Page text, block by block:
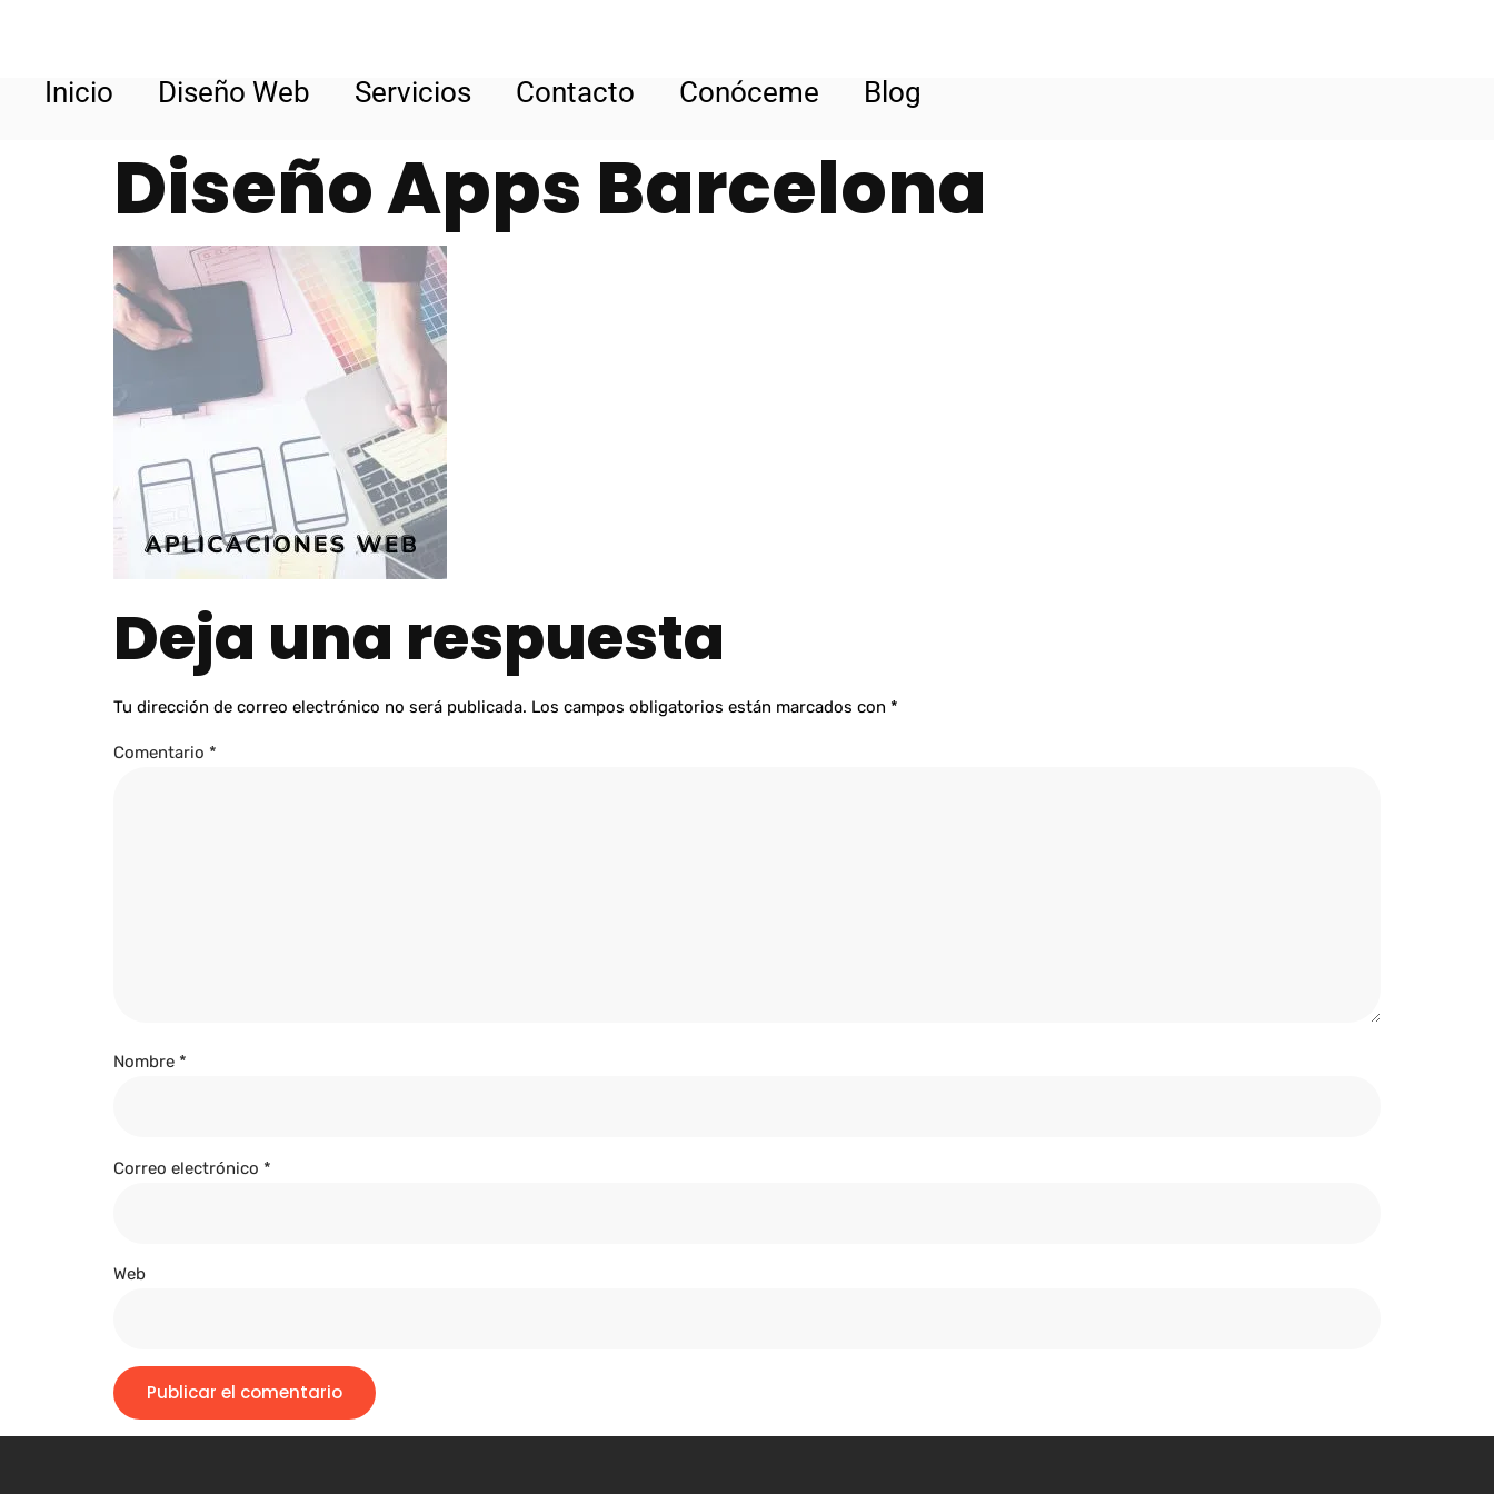
Inicio Diseño Web Servicios Contacto Conóceme Blog
Diseño Apps Barcelona
Deja una respuesta
Tu dirección de correo electrónico no será publicada. Los campos obligatorios están marcados con *
Comentario *
Nombre *
Correo electrónico *
Web